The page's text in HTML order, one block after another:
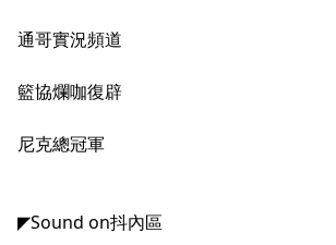
通哥實況頻道
籃協爛咖復辟
尼克總冠軍
◤Sound on抖內區